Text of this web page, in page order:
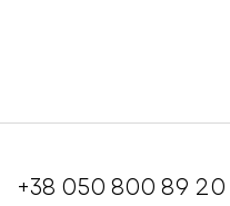
+38 050 800 89 20